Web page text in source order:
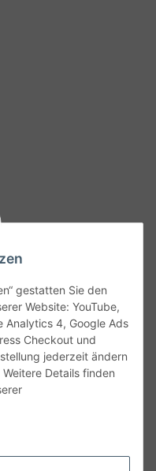
gestatten Sie den
Website: YouTube,
Analytics 4, Google Ads
Checkout und
jederzeit ändern
Details finden
Irrtümer und fehlerhafte
oder spezielle
der Artikel können